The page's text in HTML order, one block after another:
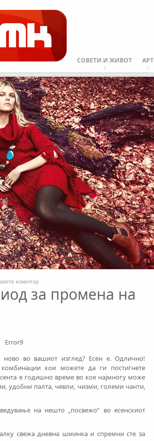
СОВЕТИ И ЖИВОТ АРТ
коментар
за промена на
Error9
ново во вашиот изглед? Есен е. Одлично!
кои можете да ги постигнете
е годишно време во кое најмногу може
удобни палта, чевли, чизми, големи чанти,
на нешто „посвежо“ во есенскиот
свежа дневна шминка и спремни сте за